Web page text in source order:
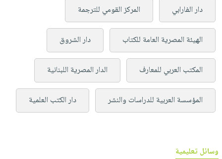
دار الفارابي المركز القومي للترجمة
الهيئة المصرية العامة للكتاب دار الشروق
المكتب العربي للمعارف الدار المصرية اللبنانية
المؤسسة العربية للدراسات والنشر دار الكتب العلمية
وسائل تعليمية